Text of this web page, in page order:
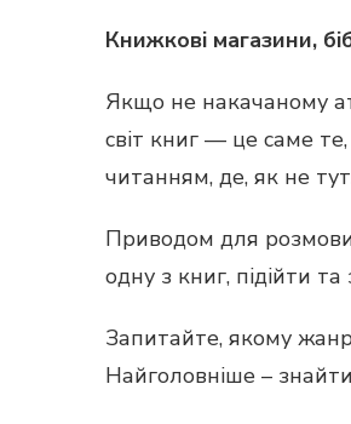
Книжкові магазини,
Якщо не накачаному
світ книг — це саме
читанням, де, як не
Приводом для розмови
одну з книг, підійти
Запитайте, якому
Найголовніше –